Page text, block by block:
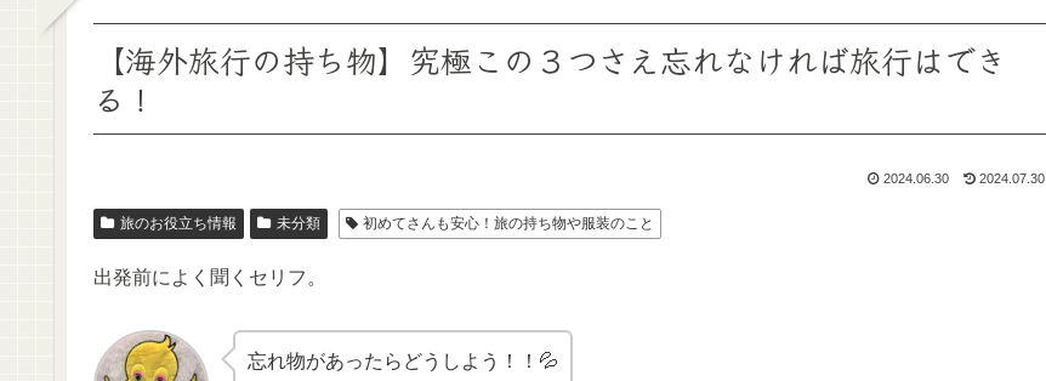
【海外旅行の持ち物】究極この３つさえ忘れなければ旅行はでき
る！
2024.06.30 2024.07.30
旅のお役立ち情報 未分類 初めてさんも安心！旅の持ち物や服装のこと
出発前によく聞くセリフ。
忘れ物があったらどうしよう！！💦